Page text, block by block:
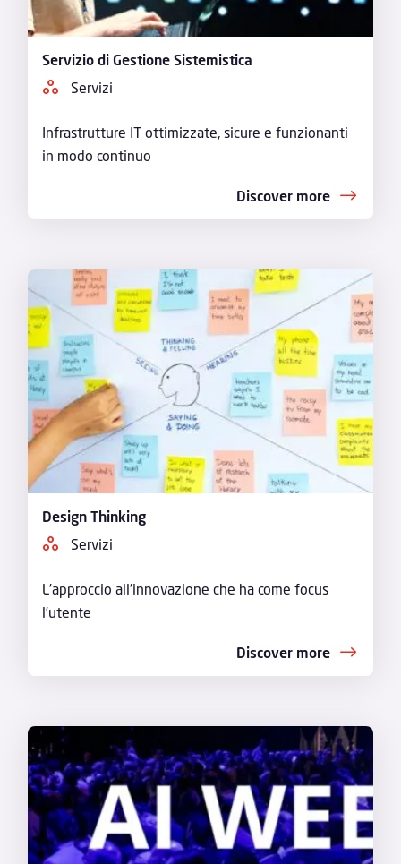
Servizio di Gestione Sistemistica
Servizi
Infrastrutture IT ottimizzate, sicure e funzionanti
in modo continuo
Discover more
Design Thinking
Servizi
L’approccio all’innovazione che ha come focus
l’utente
Discover more